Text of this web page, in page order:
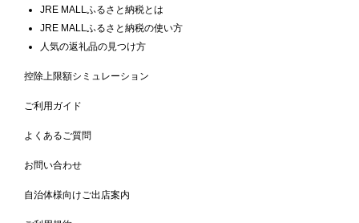
JRE MALLふるさと納税とは
JRE MALLふるさと納税の使い方
人気の返礼品の見つけ方
控除上限額シミュレーション
ご利用ガイド
よくあるご質問
お問い合わせ
自治体様向けご出店案内